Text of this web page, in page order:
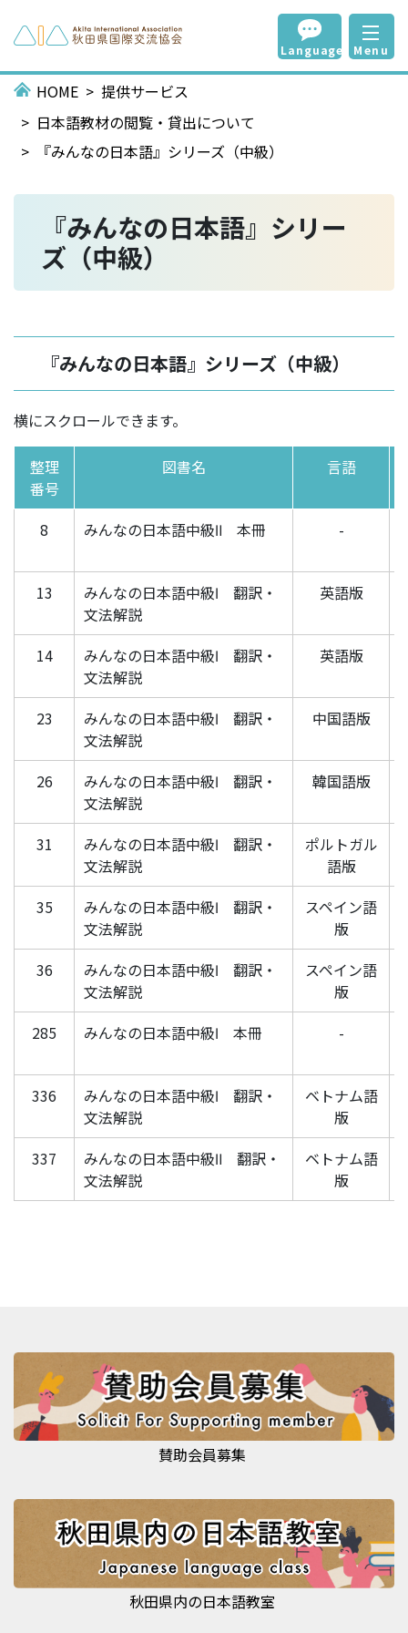
Language Menu
HOME
提供サービス
日本語教材の閲覧・貸出について
『みんなの日本語』シリーズ（中級）
『みんなの日本語』シリー
ズ（中級）
『みんなの日本語』シリーズ（中級）
横にスクロールできます。
整理
番号
図書名 言語
8 みんなの日本語中級Ⅱ 本冊 -
13
みんなの日本語中級Ⅰ 翻訳・
文法解説
英語版
14
みんなの日本語中級Ⅰ 翻訳・
文法解説
英語版
23
みんなの日本語中級Ⅰ 翻訳・
文法解説
中国語版
26
みんなの日本語中級Ⅰ 翻訳・
文法解説
韓国語版
31
みんなの日本語中級Ⅰ 翻訳・
文法解説
ポルトガル
語版
35
みんなの日本語中級Ⅰ 翻訳・
文法解説
スペイン語
版
36
みんなの日本語中級Ⅰ 翻訳・
文法解説
スペイン語
版
285 みんなの日本語中級Ⅰ 本冊 -
336
みんなの日本語中級Ⅰ 翻訳・
文法解説
ベトナム語
版
337
みんなの日本語中級Ⅱ 翻訳・
文法解説
ベトナム語
版
賛助会員募集
秋田県内の日本語教室